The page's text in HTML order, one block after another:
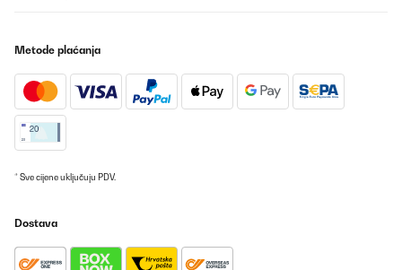
Metode plaćanja
* Sve cijene uključuju PDV.
Dostava